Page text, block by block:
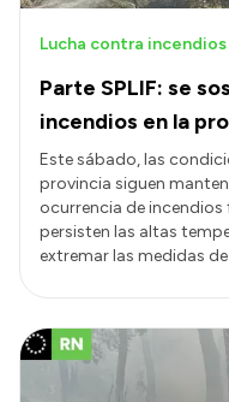
Parte SPLIF: se
incendios en la
Lucha contra incendios
Este sábado, las
provincia siguen
ocurrencia de incendios
persisten las altas
extremar las medidas